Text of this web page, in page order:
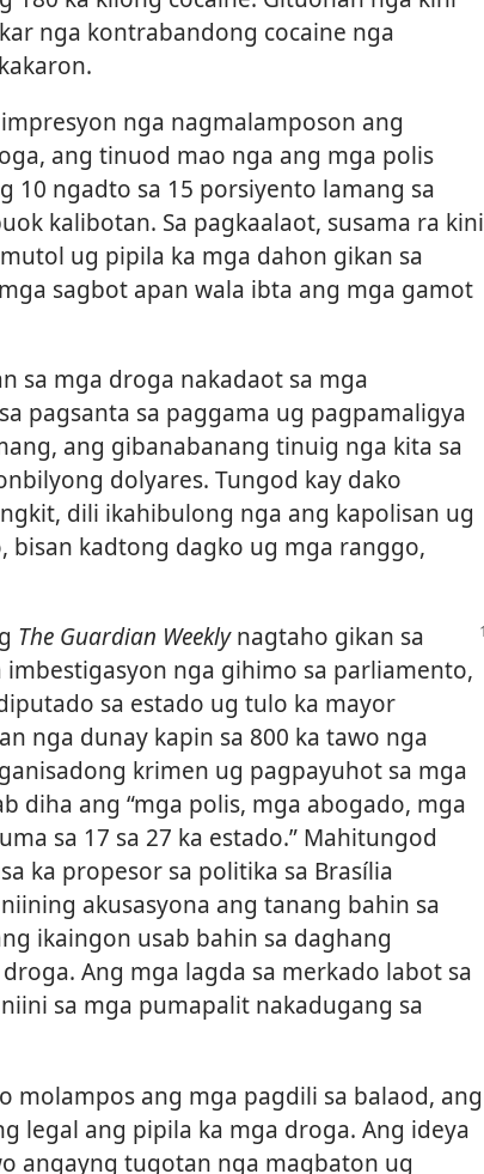
nga kontrabandong cocaine nga
nga nagmalamposon ang
ang tinuod mao nga ang mga polis
10 ngadto sa 15 porsiyento lamang sa
kalibotan. Sa pagkaalaot, susama ra kini
ug pipila ka mga dahon gikan sa
sagbot apan wala ibta ang mga gamot
sa mga droga nakadaot sa mga
pagsanta sa paggama ug pagpamaligya
ang gibanabanang tinuig nga kita sa
dolyares. Tungod kay dako
dili ikahibulong nga ang kapolisan ug
bisan kadtong dagko ug mga ranggo,
The Guardian Weeklynagtaho gikan sa
imbestigasyon nga gihimo sa parliamento,
sa estado ug tulo ka mayor
nga dunay kapin sa 800 ka tawo nga
krimen ug pagpayuhot sa mga
diha ang “mga polis, mga abogado, mga
sa 17 sa 27 ka estado.” Mahitungod
ka propesor sa politika sa Brasília
akusasyona ang tanang bahin sa
ikaingon usab bahin sa daghang
Ang mga lagda sa merkado labot sa
sa mga pumapalit nakadugang sa
molampos ang mga pagdili sa balaod, ang
legal ang pipila ka mga droga. Ang ideya
angayng tugotan nga magbaton ug